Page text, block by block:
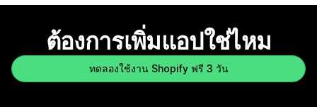
ต้องการเพิ่มแอปใช่ไหม
ทดลองใช้งาน Shopify ฟรี 3 วัน